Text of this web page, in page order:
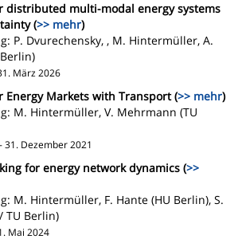
distributed multi-modal energy systems
(>> mehr)
P. Dvurechensky, , M. Hintermüller, A.
März 2026
Energy Markets with Transport (>> mehr)
M. Hintermüller, V. Mehrmann (TU
31. Dezember 2021
for energy network dynamics (>>
M. Hintermüller, F. Hante (HU Berlin), S.
TU Berlin)
Mai 2024